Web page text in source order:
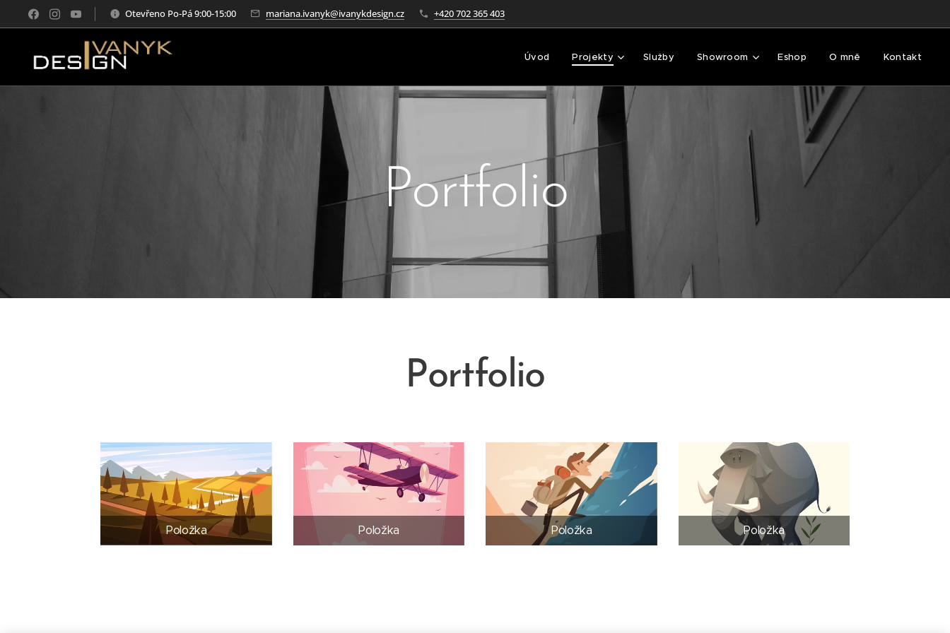
Otevřeno Po-Pá 9:00-15:00 mariana.ivanyk@ivanykdesign.cz +420 702 365 403
Úvod Projekty Služby Showroom Eshop O mně Kontakt
Portfolio
Portfolio
Položka Položka Položka Položka